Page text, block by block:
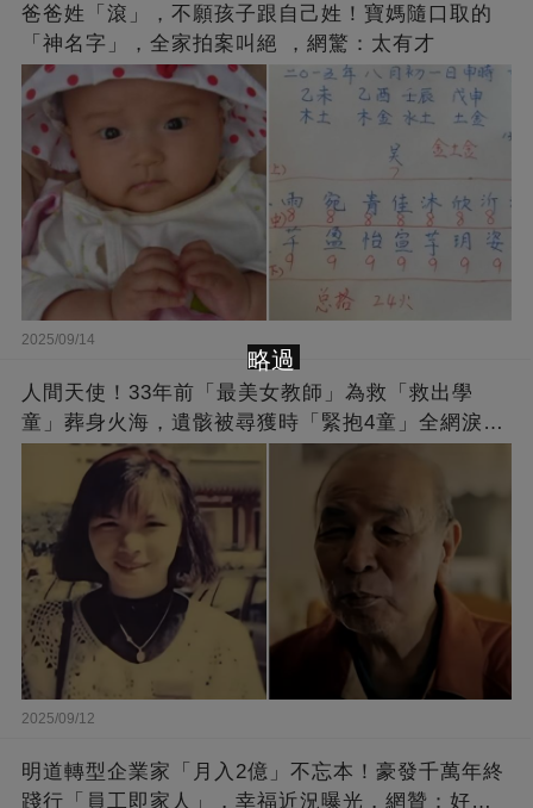
爸爸姓「滾」，不願孩子跟自己姓！寶媽隨口取的
「神名字」，全家拍案叫絕 ，網驚：太有才
2025/09/14
人間天使！33年前「最美女教師」為救「救出學
童」葬身火海，遺骸被尋獲時「緊抱4童」全網淚
崩：真正的英雄不該被遺忘
2025/09/12
明道轉型企業家「月入2億」不忘本！豪發千萬年終
踐行「員工即家人」，幸福近況曝光，網贊：好老
略過